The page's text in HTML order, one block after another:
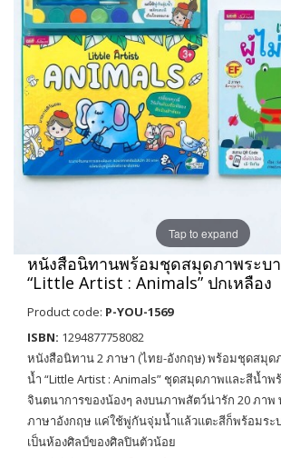
Tap to expand
หนังสือนิทานพร้อมชุดสมุดภาพระบ
“Little Artist : Animals” ปกเหลือง
Product code: P-YOU-1569
ISBN: 1294877758082
หนังสือนิทาน 2 ภาษา (ไทย-อังกฤษ) พร้อมชุดสมุด
น้ำ “Little Artist : Animals” ชุดสมุดภาพและสีน้ำพ
จินตนาการของน้องๆ ลงบนภาพสัตว์น่ารัก 20 ภา
ภาษาอังกฤษ แค่ใช้พู่กันจุ่มน้ำแล้วแตะสีก็พร้อมระ
เป็นห้องศิลป์ของศิลปินตัวน้อย